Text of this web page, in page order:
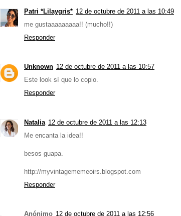
Patri *Lilaygris* 12 de octubre de 2011 a las 10:49
me gustaaaaaaaaa!! (mucho!!)
Responder
Unknown 12 de octubre de 2011 a las 10:57
Este look sí que lo copio.
Responder
Natalia 12 de octubre de 2011 a las 12:13
Me encanta la idea!!
besos guapa.
http://myvintagememeoirs.blogspot.com
Responder
Anónimo 12 de octubre de 2011 a las 12:56